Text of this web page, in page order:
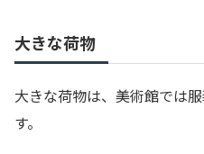
大きな荷物
大きな荷物は、美術館では
す。